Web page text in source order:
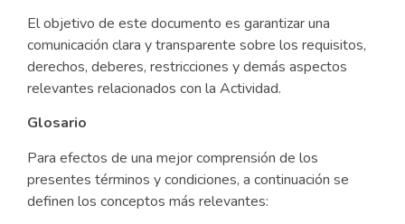
El objetivo de este documento es garantizar una
comunicación clara y transparente sobre los requisitos,
derechos, deberes, restricciones y demás aspectos
relevantes relacionados con la Actividad.
Glosario
Para efectos de una mejor comprensión de los
presentes términos y condiciones, a continuación se
definen los conceptos más relevantes: